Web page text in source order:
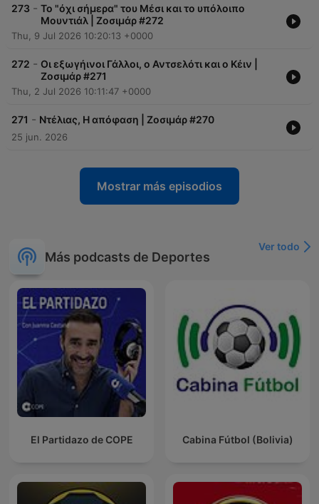
273 - Το "όχι σήμερα" του Μέσι και το υπόλοιπο
Μουντιάλ | Ζοσιμάρ #272
Thu, 9 Jul 2026 10:20:13 +0000
272 - Οι εξωγήινοι Γάλλοι, ο Αντσελότι και ο Κέιν |
Ζοσιμάρ #271
Thu, 2 Jul 2026 10:11:47 +0000
271 - Ντέλιας, Η απόφαση | Ζοσιμάρ #270
25 jun. 2026
Mostrar más episodios
Más podcasts de Deportes
Ver todo
El Partidazo de COPE Cabina Fútbol (Bolivia)